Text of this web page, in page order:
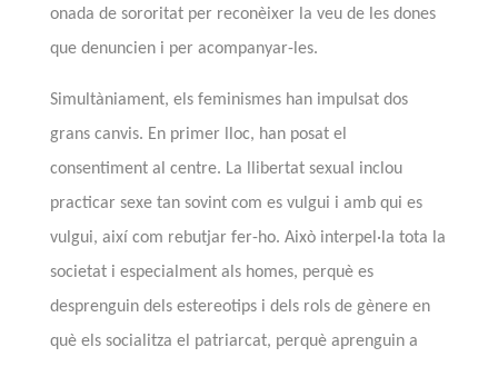
onada de sororitat per reconèixer la veu de les dones
que denuncien i per acompanyar-les.
Simultàniament, els feminismes han impulsat dos
grans canvis. En primer lloc, han posat el
consentiment al centre. La llibertat sexual inclou
practicar sexe tan sovint com es vulgui i amb qui es
vulgui, així com rebutjar fer-ho. Això interpel·la tota la
societat i especialment als homes, perquè es
desprenguin dels estereotips i dels rols de gènere en
què els socialitza el patriarcat, perquè aprenguin a